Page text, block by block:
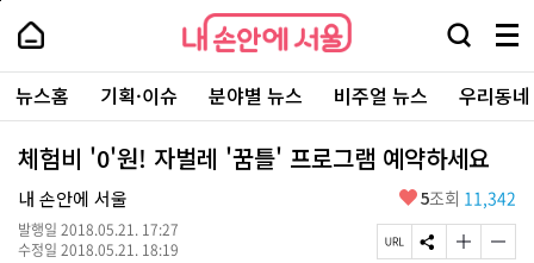
본
로
가
내
손
안
에
서
울
-
서
울
시
대
표
내
손
에
울
검
창
열
기
메
뉴
전
체
보
주
요
서
뉴스홈 기획·이슈 분야별 뉴스 비주얼 뉴스 우리동
체험비 '0'원! 자벌레 '꿈틀' 프로그램 예약하세요
내 손안에 서울
발행일 2018.05.21. 17:27
수정일 2018.05.21. 18:19
좋
요
5조회 11,342
페 S 글 글
페
상
단
로